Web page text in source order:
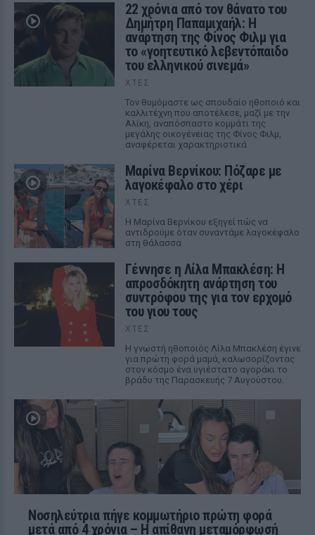
22 χρόνια από τον θάνατο του
Δημήτρη Παπαμιχαήλ: Η
ανάρτηση της Φίνος Φιλμ για
το «γοητευτικό λεβεντόπαιδο
του ελληνικού σινεμά»
ΧΤΕΣ
Τον θυμόμαστε ως σπουδαίο ηθοποιό και
καλλιτέχνη που αποτέλεσε, μαζί με την
Αλίκη, αναπόσπαστο κομμάτι της
μεγάλης οικογένειας της Φίνος Φιλμ,
αναφέρεται χαρακτηριστικά
Μαρίνα Βερνίκου: Πόζαρε με
λαγοκέφαλο στο χέρι
ΧΤΕΣ
Η Μαρίνα Βερνίκου εξηγεί πώς να
αντιδρούμε όταν συναντάμε λαγοκέφαλο
στη θάλασσα
Γέννησε η Λίλα Μπακλέση: Η
απροσδόκητη ανάρτηση του
συντρόφου της για τον ερχομό
του γιου τους
ΧΤΕΣ
Η γνωστή ηθοποιός Λίλα Μπακλέση έγινε
για πρώτη φορά μαμά, καλωσορίζοντας
στον κόσμο ένα υγιέστατο αγοράκι το
βράδυ της Παρασκευής 7 Αυγούστου.
Νοσηλεύτρια πήγε κομμωτήριο πρώτη φορά
μετά από 4 χρόνια – Η απίθανη μεταμόρφωσή